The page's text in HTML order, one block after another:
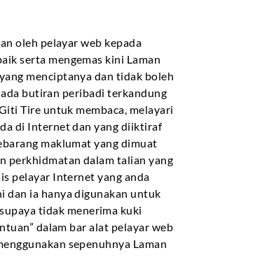
oleh pelayar web kepada
serta mengemas kini Laman
menciptanya dan tidak boleh
butiran peribadi terkandung
Tire untuk membaca, melayari
di Internet dan yang diiktiraf
maklumat yang dimuat
perkhidmatan dalam talian yang
pelayar Internet yang anda
dan ia hanya digunakan untuk
tidak menerima kuki
dalam bar alat pelayar web
sepenuhnya Laman